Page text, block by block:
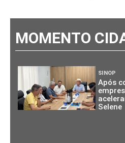
MOMENTO
SINOP
Após
Selene